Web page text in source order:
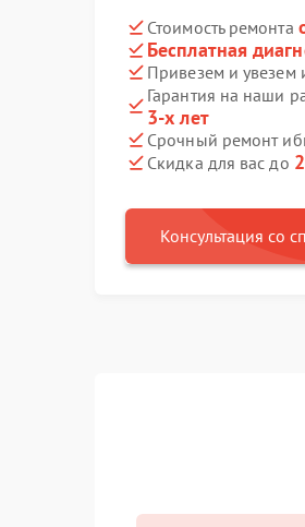
Стоимость ремонта
Бесплатная
Привезем и увезем
Гарантия на наши
3-х лет
Срочный ремонт
Скидка для вас до
Консультация со